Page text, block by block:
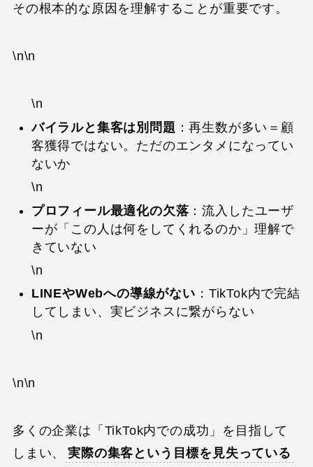
その根本的な原因を理解することが重要です。
\n\n
\n
バイラルと集客は別問題 ：再生数が多い＝顧
客獲得ではない。ただのエンタメになってい
ないか
\n
プロフィール最適化の欠落 ：流入したユーザ
ーが「この人は何をしてくれるのか」理解で
きていない
\n
LINEやWebへの導線がない ：TikTok内で完結
してしまい、実ビジネスに繋がらない
\n
\n\n
多くの企業は「TikTok内での成功」を目指して
しまい、
実際の集客という目標を見失っている